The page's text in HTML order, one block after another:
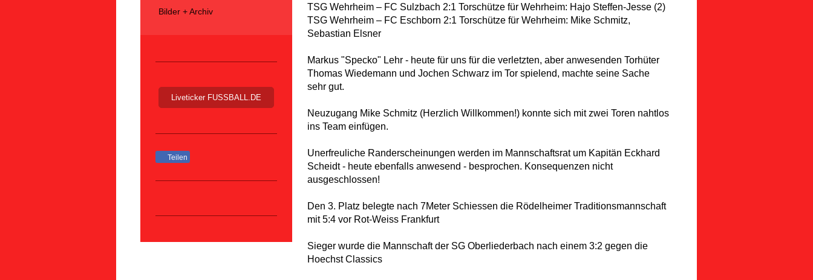
TSG Wehrheim – FC Sulzbach 2:1 Torschütze für Wehrheim: Hajo Steffen-Jesse (2)
TSG Wehrheim – FC Eschborn 2:1 Torschütze für Wehrheim: Mike Schmitz,
Sebastian Elsner
Markus "Specko" Lehr - heute für uns für die verletzten, aber anwesenden Torhüter
Thomas Wiedemann und Jochen Schwarz im Tor spielend, machte seine Sache
sehr gut.
Neuzugang Mike Schmitz (Herzlich Willkommen!) konnte sich mit zwei Toren nahtlos
ins Team einfügen.
Unerfreuliche Randerscheinungen werden im Mannschaftsrat um Kapitän Eckhard
Scheidt - heute ebenfalls anwesend - besprochen. Konsequenzen nicht
ausgeschlossen!
Den 3. Platz belegte nach 7Meter Schiessen die Rödelheimer Traditionsmannschaft
mit 5:4 vor Rot-Weiss Frankfurt
Sieger wurde die Mannschaft der SG Oberliederbach nach einem 3:2 gegen die
Hoechst Classics
Bilder + Archiv
Liveticker FUSSBALL.DE
Teilen